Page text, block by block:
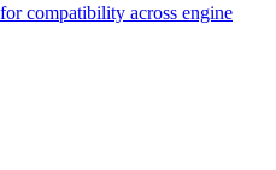
compatibility across engine